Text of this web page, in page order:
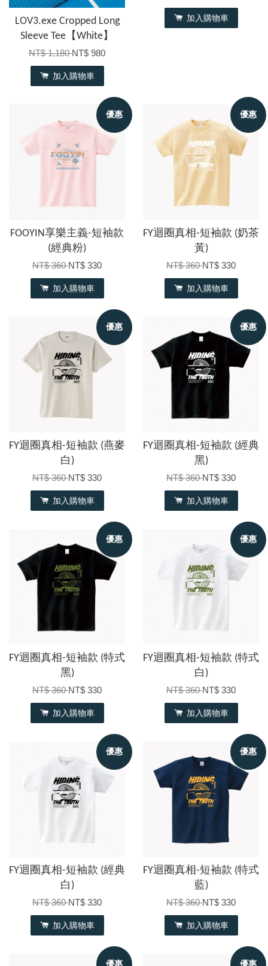
LOV3.exe Cropped Long
Sleeve Tee【White】
NT$ 1,180NT$ 980
加入購物車
加入購物車
優惠
FOOYIN享樂主義-短袖款
(經典粉)
NT$ 360NT$ 330
加入購物車
優惠
FY迴圈真相-短袖款 (奶茶
黃)
NT$ 360NT$ 330
加入購物車
優惠
FY迴圈真相-短袖款 (燕麥
白)
NT$ 360NT$ 330
加入購物車
優惠
FY迴圈真相-短袖款 (經典
黑)
NT$ 360NT$ 330
加入購物車
優惠
FY迴圈真相-短袖款 (特式
黑)
NT$ 360NT$ 330
加入購物車
優惠
FY迴圈真相-短袖款 (特式
白)
NT$ 360NT$ 330
加入購物車
優惠
FY迴圈真相-短袖款 (經典
白)
NT$ 360NT$ 330
加入購物車
優惠
FY迴圈真相-短袖款 (特式
藍)
NT$ 360NT$ 330
加入購物車
優惠 優惠